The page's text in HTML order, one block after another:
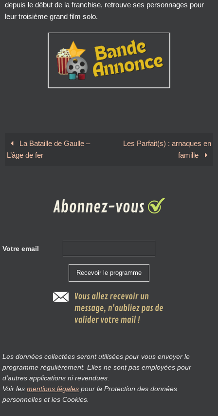
depuis le début de la franchise, retrouve ses personnages pour
leur troisième grand film solo.
La Bataille de Gaulle –
L’âge de fer
Les Parfait(s) : arnaques en
famille
Votre email
Les données collectées seront utilisées pour vous envoyer le
programme régulièrement. Elles ne sont pas employées pour
d'autres applications ni revendues.
Voir les mentions légales pour la Protection des données
personnelles et les Cookies.